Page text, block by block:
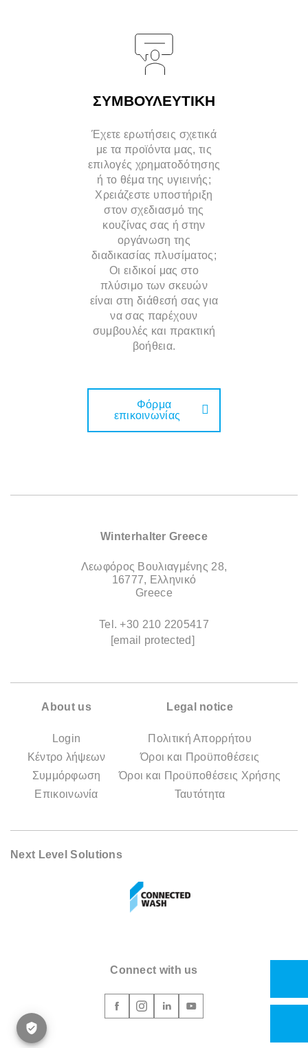
ΣΥΜΒΟΥΛΕΥΤΙΚΗ
Έχετε ερωτήσεις σχετικά
με τα προϊόντα μας, τις
επιλογές χρηματοδότησης
ή το θέμα της υγιεινής;
Χρειάζεστε υποστήριξη
στον σχεδιασμό της
κουζίνας σας ή στην
οργάνωση της
διαδικασίας πλυσίματος;
Οι ειδικοί μας στο
πλύσιμο των σκευών
είναι στη διάθεσή σας για
να σας παρέχουν
συμβουλές και πρακτική
βοήθεια.
Φόρμα
επικοινωνίας
Winterhalter Greece
Λεωφόρος Βουλιαγμένης 28,
16777, Ελληνικό
Greece
Tel.+30 210 2205417
[email protected]
About us
Login
Κέντρο λήψεων
Συμμόρφωση
Επικοινωνία
Legal notice
Πολιτική Απορρήτου
Όροι και Προϋποθέσεις
Όροι και Προϋποθέσεις Χρήσης
Ταυτότητα
Next Level Solutions
Connect with us